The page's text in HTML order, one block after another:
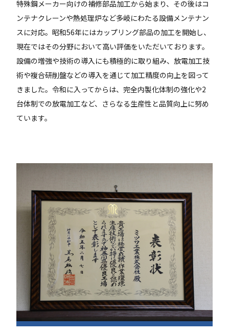
特殊鋼メーカー向けの補修部品加工から始まり、その後はコ
ンテナクレーンや熱処理炉など多岐にわたる設備メンテナン
スに対応。昭和56年にはカップリング部品の加工を開始し、
現在ではその分野において高い評価をいただいております。
設備の増強や技術の導入にも積極的に取り組み、放電加工技
術や複合研削盤などの導入を通じて加工精度の向上を図って
きました。令和に入ってからは、完全内製化体制の強化や2
台体制での放電加工など、さらなる生産性と品質向上に努め
ています。